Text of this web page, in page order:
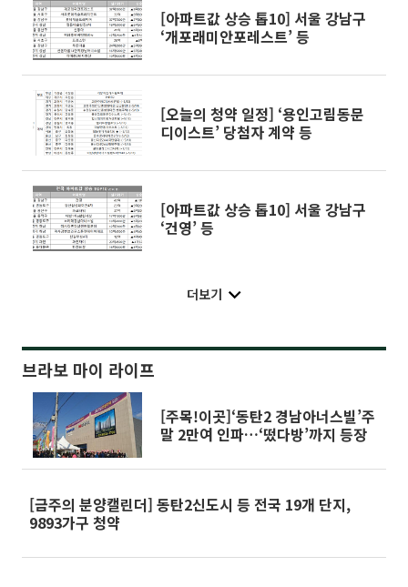
[아파트값 상승 톱10] 서울 강남구
‘개포래미안포레스트’ 등
[오늘의 청약 일정] ‘용인고림동문
디이스트’ 당첨자 계약 등
[아파트값 상승 톱10] 서울 강남구
‘건영’ 등
더보기
브라보 마이 라이프
[주목!이곳]‘동탄2 경남아너스빌’주
말 2만여 인파…‘떴다방’까지 등장
[금주의 분양캘린더] 동탄2신도시 등 전국 19개 단지,
9893가구 청약